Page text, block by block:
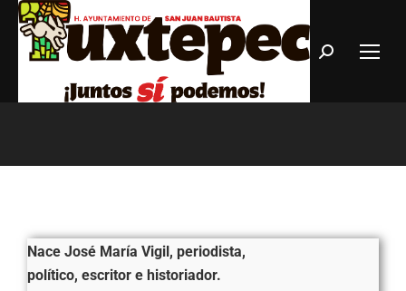
Nace José María Vigil, periodista,
político, escritor e historiador.